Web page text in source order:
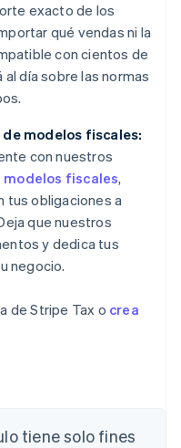
exacto de los
qué vendas ni la
con cientos de
día sobre las normas
modelos fiscales:
con nuestros
modelos fiscales,
tus obligaciones a
que nuestros
y dedica tus
negocio.
de Stripe Tax o crea
tiene solo fines